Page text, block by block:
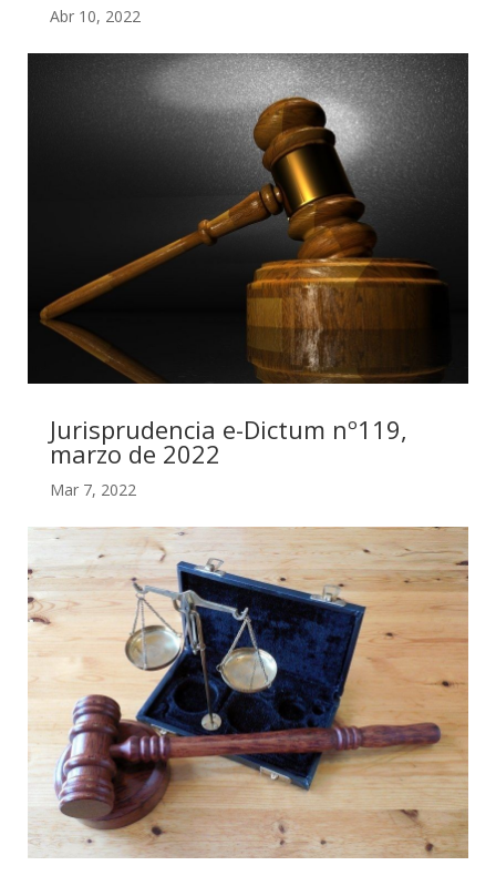
Abr 10, 2022
Jurisprudencia e-Dictum nº119,
marzo de 2022
Mar 7, 2022